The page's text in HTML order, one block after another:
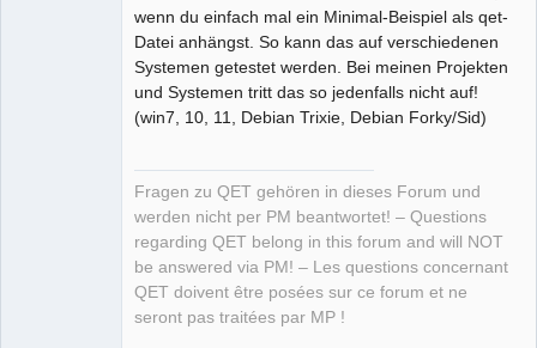
wenn du einfach mal ein Minimal-Beispiel als qet-
Datei anhängst. So kann das auf verschiedenen
Systemen getestet werden. Bei meinen Projekten
und Systemen tritt das so jedenfalls nicht auf!
(win7, 10, 11, Debian Trixie, Debian Forky/Sid)
Fragen zu QET gehören in dieses Forum und
werden nicht per PM beantwortet! – Questions
regarding QET belong in this forum and will NOT
be answered via PM! – Les questions concernant
QET doivent être posées sur ce forum et ne
seront pas traitées par MP !